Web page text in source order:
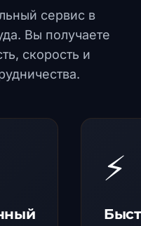
сервис в
Вы получаете
скорость и
⚡